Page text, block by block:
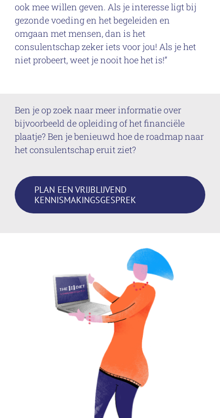
ook mee willen geven. Als je interesse ligt bij
gezonde voeding en het begeleiden en
omgaan met mensen, dan is het
consulentschap zeker iets voor jou! Als je het
niet probeert, weet je nooit hoe het is!”
Ben je op zoek naar meer informatie over
bijvoorbeeld de opleiding of het financiële
plaatje? Ben je benieuwd hoe de roadmap naar
het consulentschap eruit ziet?
PLAN EEN VRIJBLIJVEND
KENNISMAKINGSGESPREK